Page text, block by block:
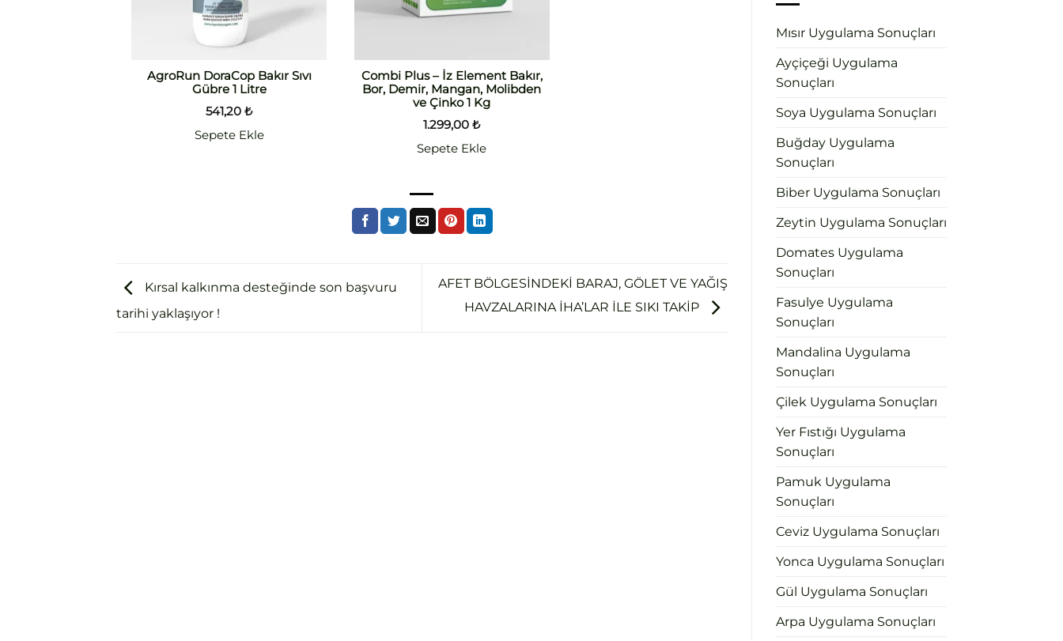
AgroRun DoraCop Bakır Sıvı
Gübre 1 Litre
541,20₺
Sepete Ekle
Combi Plus – İz Element Bakır,
Bor, Demir, Mangan, Molibden
ve Çinko 1 Kg
1.299,00₺
Sepete Ekle
Kırsal kalkınma desteğinde son başvuru
tarihi yaklaşıyor !
AFET BÖLGESİNDEKİ BARAJ, GÖLET VE YAĞIŞ
HAVZALARINA İHA’LAR İLE SIKI TAKİP
Mısır Uygulama Sonuçları
Ayçiçeği Uygulama
Sonuçları
Soya Uygulama Sonuçları
Buğday Uygulama
Sonuçları
Biber Uygulama Sonuçları
Zeytin Uygulama Sonuçları
Domates Uygulama
Sonuçları
Fasulye Uygulama
Sonuçları
Mandalina Uygulama
Sonuçları
Çilek Uygulama Sonuçları
Yer Fıstığı Uygulama
Sonuçları
Pamuk Uygulama
Sonuçları
Ceviz Uygulama Sonuçları
Yonca Uygulama Sonuçları
Gül Uygulama Sonuçları
Arpa Uygulama Sonuçları